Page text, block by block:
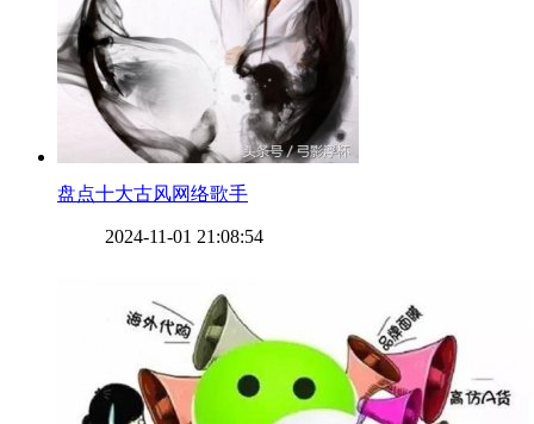
​盘点十大古风网络歌手
2024-11-01 21:08:54